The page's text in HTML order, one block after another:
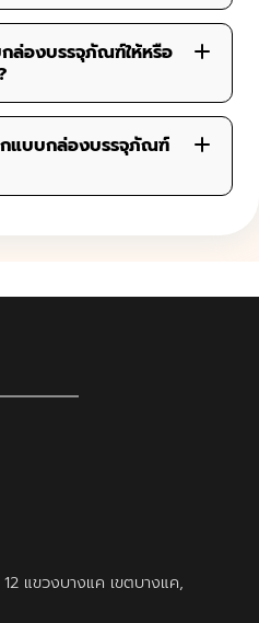
ล่องบรรจุภัณฑ์ให้หรือ
กแบบกล่องบรรจุภัณฑ์
แขวงบางแค เขตบางแค,